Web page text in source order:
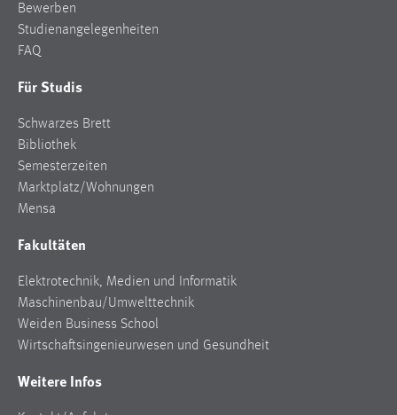
Bewerben
Studienangelegenheiten
FAQ
Für Studis
Schwarzes Brett
Bibliothek
Semesterzeiten
Marktplatz/Wohnungen
Mensa
Fakultäten
Elektrotechnik, Medien und Informatik
Maschinenbau/Umwelttechnik
Weiden Business School
Wirtschaftsingenieurwesen und Gesundheit
Weitere Infos